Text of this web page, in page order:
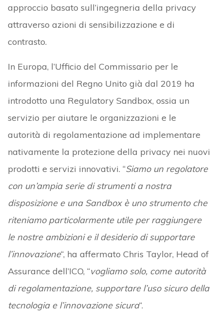
approccio basato sull’ingegneria della privacy
attraverso azioni di sensibilizzazione e di
contrasto.
In Europa, l’Ufficio del Commissario per le
informazioni del Regno Unito già dal 2019 ha
introdotto una Regulatory Sandbox, ossia un
servizio per aiutare le organizzazioni e le
autorità di regolamentazione ad implementare
nativamente la protezione della privacy nei nuovi
prodotti e servizi innovativi. “Siamo un regolatore
con un’ampia serie di strumenti a nostra
disposizione e una Sandbox è uno strumento che
riteniamo particolarmente utile per raggiungere
le nostre ambizioni e il desiderio di supportare
l’innovazione“, ha affermato Chris Taylor, Head of
Assurance dell’ICO, “vogliamo solo, come autorità
di regolamentazione, supportare l’uso sicuro della
tecnologia e l’innovazione sicura“.